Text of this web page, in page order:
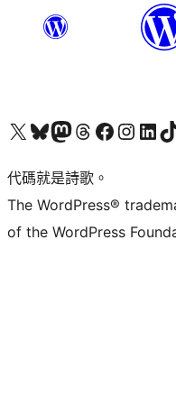
Visit our X (formerly Twitter) account
Visit our Bluesky account
Visit our Mastodon account
Visit our Threads account
訪問我們的 Facebook 專頁Visit ourVisit our
代碼就是詩歌。
The WordPress®
of the WordPress